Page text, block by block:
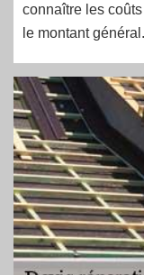
connaître les
le montant